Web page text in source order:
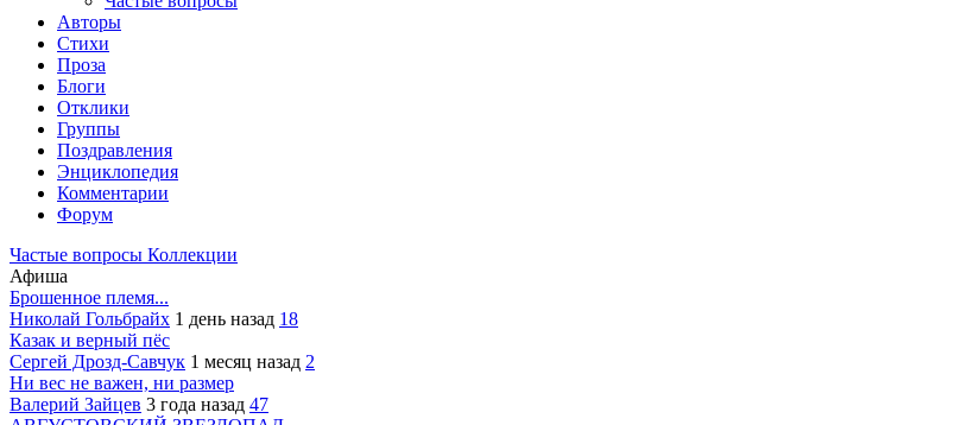
Авторы
Стихи
Проза
Блоги
Отклики
Группы
Поздравления
Энциклопедия
Комментарии
Форум
Частые вопросы Коллекции
Афиша
Брошенное племя...
Николай Гольбрайх 1 день назад 18
Казак и верный пёс
Сергей Дрозд-Савчук 1 месяц назад 2
Ни вес не важен, ни размер
Валерий Зайцев 3 года назад 47